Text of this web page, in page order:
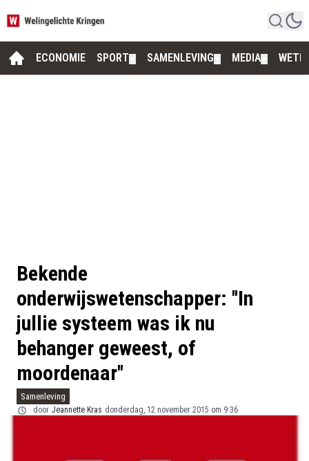
ECONOMIE SPORT SAMENLEVING MEDIA
Bekende
onderwijswetenschapper: ''In
jullie systeem was ik nu
behanger geweest, of
moordenaar''
Samenleving
door Jeannette Kras donderdag, 12 november 2015 om 9:36